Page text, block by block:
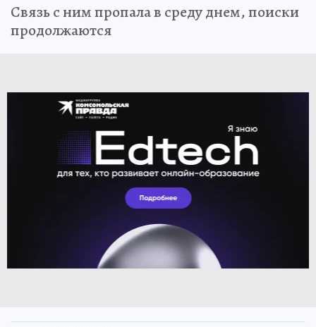
Связь с ним пропала в среду днем, поиски
продолжаются